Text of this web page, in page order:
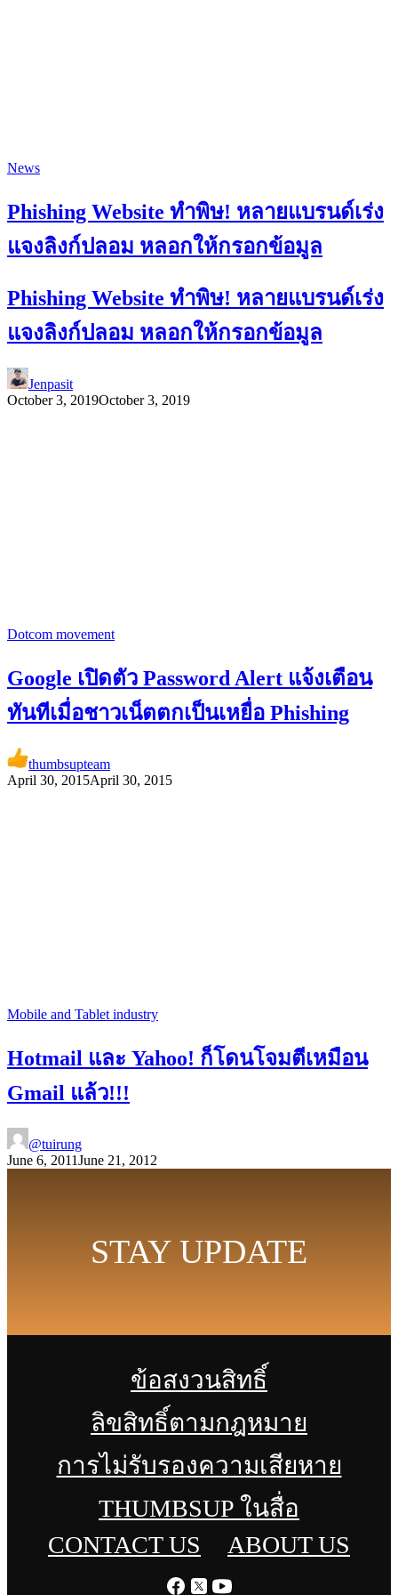
News
Phishing Website ทำพิษ! หลายแบรนด์เร่ง
แจงลิงก์ปลอม หลอกให้กรอกข้อมูล
Phishing Website ทำพิษ! หลายแบรนด์เร่ง
แจงลิงก์ปลอม หลอกให้กรอกข้อมูล
Jenpasit
October 3, 2019October 3, 2019
Dotcom movement
Google เปิดตัว Password Alert แจ้งเตือน
ทันทีเมื่อชาวเน็ตตกเป็นเหยื่อ Phishing
thumbsupteam
April 30, 2015April 30, 2015
Mobile and Tablet industry
Hotmail และ Yahoo! ก็โดนโจมตีเหมือน
Gmail แล้ว!!!
@tuirung
June 6, 2011June 21, 2012
STAY UPDATE
ข้อสงวนสิทธิ์
ลิขสิทธิ์ตามกฎหมาย
การไม่รับรองความเสียหาย
THUMBSUP ในสื่อ
CONTACT US
ABOUT US